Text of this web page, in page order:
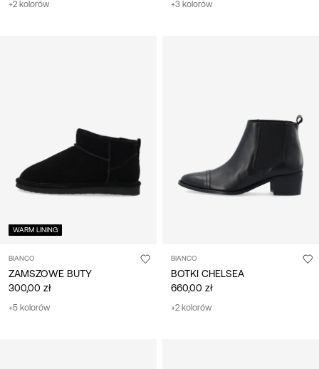
+2 kolorów +3 kolorów
WARM LINING
BIANCO
ZAMSZOWE BUTY
300,00 zł
+5 kolorów
BIANCO
BOTKI CHELSEA
660,00 zł
+2 kolorów